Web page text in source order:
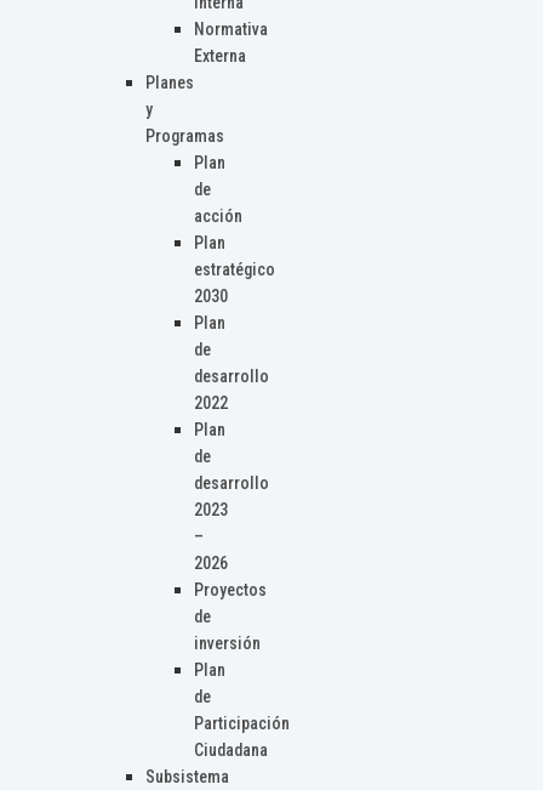
Normativa
Externa
Planes
y
Programas
Plan
de
acción
Plan
estratégico
2030
Plan
de
desarrollo
2022
Plan
de
desarrollo
2023
–
2026
Proyectos
de
inversión
Plan
de
Participación
Ciudadana
Subsistema